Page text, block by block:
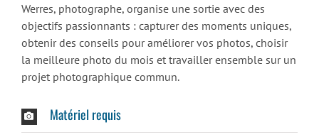
Werres, photographe, organise une sortie avec des
objectifs passionnants : capturer des moments uniques,
obtenir des conseils pour améliorer vos photos, choisir
la meilleure photo du mois et travailler ensemble sur un
projet photographique commun.
Matériel requis